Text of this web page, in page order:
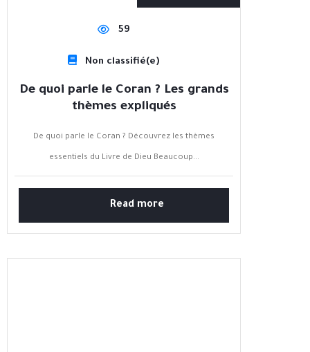
59
Non classifié(e)
De quoi parle le Coran ? Les grands
thèmes expliqués
De quoi parle le Coran ? Découvrez les thèmes
essentiels du Livre de Dieu Beaucoup...
Read more